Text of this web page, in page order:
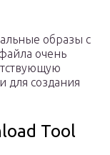
образы с
очень
для создания
Tool